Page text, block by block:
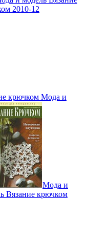
2010-12
крючком Мода и
Мода и
Вязание крючком